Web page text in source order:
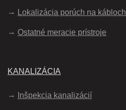
Lokalizácia porúch na kábloch
Ostatné meracie prístroje
KANALIZÁCIA
Inšpekcia kanalizácií